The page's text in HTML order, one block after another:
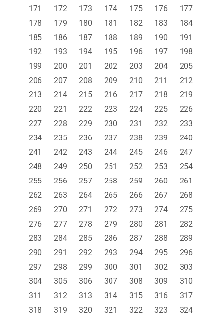
171
172 173 174 175 176
177
178
179 180 181 182 183
184
185
186 187 188 189 190
191
192
193 194 195 196 197
198
199
200 201 202 203 204
205
206
207 208 209 210 211
212
213
214 215 216 217 218
219
220
221 222 223 224 225
226
227
228 229 230 231 232
233
234
235 236 237 238 239
240
241
242 243 244 245 246
247
248
249 250 251 252 253
254
255
256 257 258 259 260
261
262
263 264 265 266 267
268
269
270 271 272 273 274
275
276
277 278 279 280 281
282
283
284 285 286 287 288
289
290
291 292 293 294 295
296
297
298 299 300 301 302
303
304
305 306 307 308 309
310
311
312 313 314 315 316
317
318
319 320 321 322 323
324